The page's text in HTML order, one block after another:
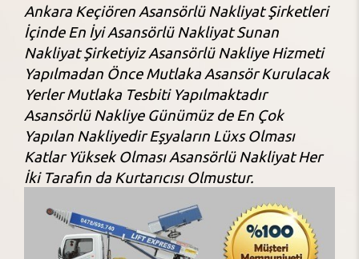
Ankara Keçiören Asansörlü Nakliyat Şirketleri
İçinde En İyi Asansörlü Nakliyat Sunan
Nakliyat Şirketiyiz Asansörlü Nakliye Hizmeti
Yapılmadan Önce Mutlaka Asansör Kurulacak
Yerler Mutlaka Tesbiti Yapılmaktadır
Asansörlü Nakliye Günümüz de En Çok
Yapılan Nakliyedir Eşyaların Lüxs Olması
Katlar Yüksek Olması Asansörlü Nakliyat Her
İki Tarafın da Kurtarıcısı Olmustur.